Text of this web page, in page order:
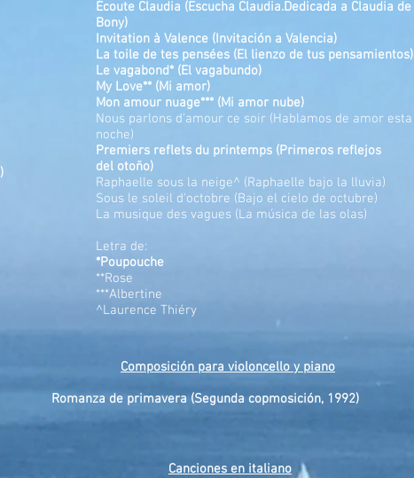
Écoute Claudia (Escucha Claudia.Dedicada a Claudia de
Bony)
Invitation à Valence (Invitación a Valencia)
La toile de tes pensées (El lienzo de tus pensamientos)
Le vagabond* (El vagabundo)
My Love** (Mi amor)
Mon amour nuage*** (Mi amor nube)
Nous parlons d'amour ce soir (Hablamos de amor esta
noche)
Premiers reflets du printemps (Primeros reflejos
del otoño)
Raphaelle sous la neige^ (Raphaelle bajo la lluvia)
Sous le soleil d'octobre (Bajo el cielo de octubre)
La musique des vagues (La música de las olas)
Letra de:
*Poupouche
**Rose
***Albertine
^Laurence Thiéry
)
Composición para violoncello y piano
Romanza de primavera (Segunda copmosición, 1992)
Canciones en italiano